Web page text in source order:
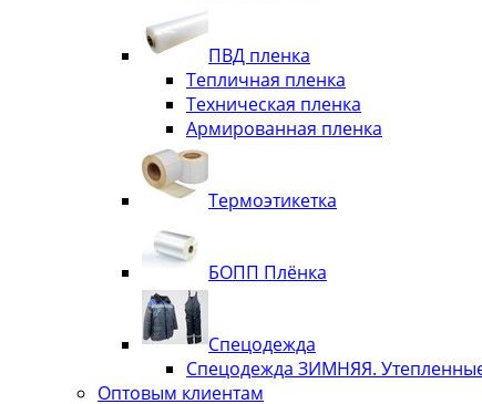
ПВД пленка
Тепличная пленка
Техническая пленка
Армированная пленка
Термоэтикетка
БОПП Плёнка
Спецодежда
Спецодежда ЗИМНЯЯ.
Оптовым клиентам